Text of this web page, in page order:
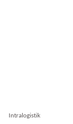
Effizienz
Intralogistik